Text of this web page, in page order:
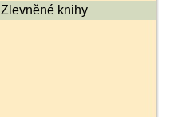
Zlevněné knihy